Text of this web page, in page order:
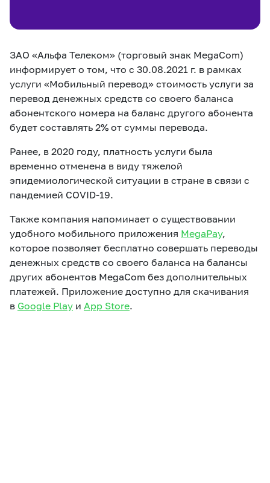
Все услуги Развлечения Соц.сети
Звонки и SMS Подбор номера Доставка SIM
Компания
О нас Новости Работа в MEGA
Партнерам
покрытие
Сервисы
MegaTV
ЗАО «Альфа Телеком» (торговый знак MegaCom)
информирует о том, что с 30.08.2021 г. в рамках
услуги «Мобильный перевод» стоимость услуги за
перевод денежных средств со своего баланса
абонентского номера на баланс другого абонента
будет составлять 2% от суммы перевода.
Ранее, в 2020 году, платность услуги была
временно отменена в виду тяжелой
эпидемиологической ситуации в стране в связи с
пандемией COVID-19.
Также компания напоминает о существовании
удобного мобильного приложения MegaPay,
которое позволяет бесплатно совершать переводы
денежных средств со своего баланса на балансы
других абонентов MegaCom без дополнительных
платежей. Приложение доступно для скачивания
в Google Play и App Store.